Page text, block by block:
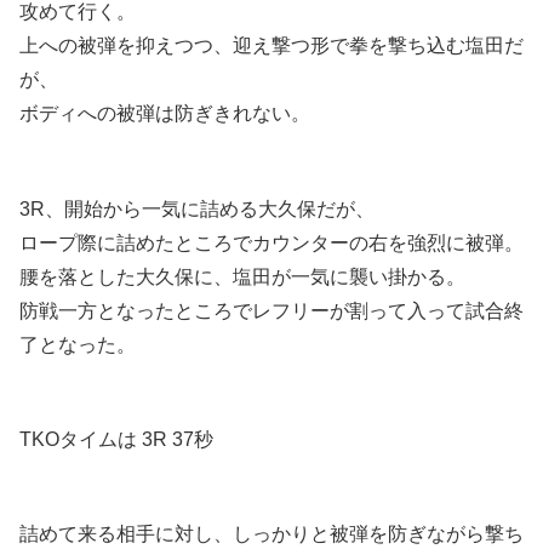
攻めて行く。
上への被弾を抑えつつ、迎え撃つ形で拳を撃ち込む塩田だ
が、
ボディへの被弾は防ぎきれない。
3R、開始から一気に詰める大久保だが、
ロープ際に詰めたところでカウンターの右を強烈に被弾。
腰を落とした大久保に、塩田が一気に襲い掛かる。
防戦一方となったところでレフリーが割って入って試合終
了となった。
TKOタイムは 3R 37秒
詰めて来る相手に対し、しっかりと被弾を防ぎながら撃ち